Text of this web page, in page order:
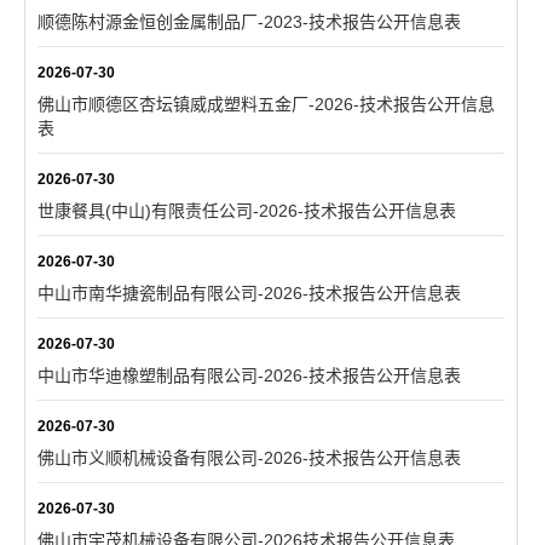
顺德陈村源金恒创金属制品厂-2023-技术报告公开信息表
2026-07-30
佛山市顺德区杏坛镇威成塑料五金厂-2026-技术报告公开信息
表
2026-07-30
世康餐具(中山)有限责任公司-2026-技术报告公开信息表
2026-07-30
中山市南华搪瓷制品有限公司-2026-技术报告公开信息表
2026-07-30
中山市华迪橡塑制品有限公司-2026-技术报告公开信息表
2026-07-30
佛山市义顺机械设备有限公司-2026-技术报告公开信息表
2026-07-30
佛山市宇茂机械设备有限公司-2026技术报告公开信息表